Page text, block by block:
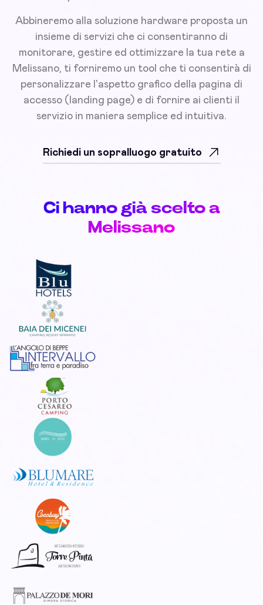
Abbineremo alla soluzione hardware proposta un
insieme di servizi che ci consentiranno di
monitorare, gestire ed ottimizzare la tua rete a
Melissano, ti forniremo un tool che ti consentirà di
personalizzare l'aspetto grafico della pagina di
accesso (landing page) e di fornire ai clienti il
servizio in maniera semplice ed intuitiva.
Richiedi un sopralluogo gratuito
Ci hanno già scelto a
Melissano